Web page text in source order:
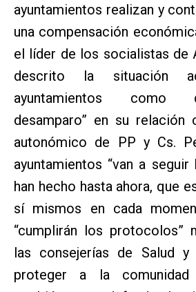
ayuntamientos realizan y
una compensación
el líder de los socialistas de
descrito la situación
ayuntamientos como
desamparo” en su relación
autonómico de PP y Cs.
ayuntamientos “van a
han hecho hasta ahora, que
sí mismos en cada
“cumplirán los protocolos”
las consejerías de Salud y
proteger a la comunidad